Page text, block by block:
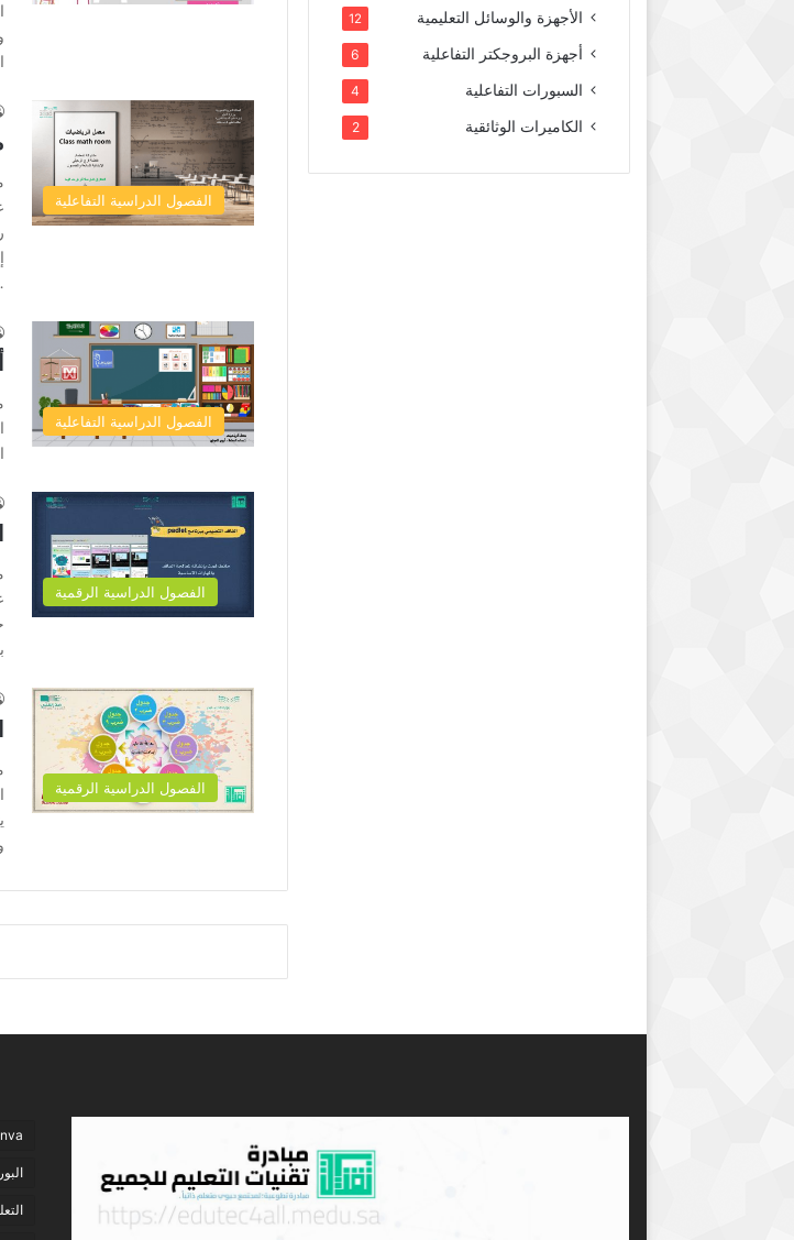
الفصول الدراسية التفاعلية
الفصول الدراسية التفاعلية
الفصول الدراسية الرقمية
الفصول الدراسية الرقمية
الأجهزة والوسائل التعليمية 12
أجهزة البروجكتر التفاعلية 6
السبورات التفاعلية 4
الكاميرات الوثائقية 2